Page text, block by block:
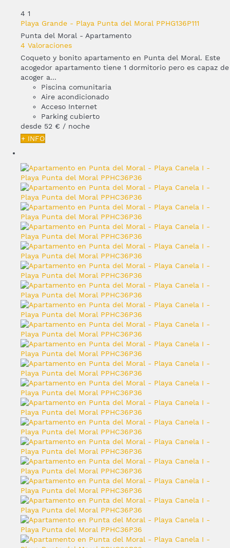
4 1
Playa Grande - Playa Punta del Moral PPHG136P111
Punta del Moral - Apartamento
4 Valoraciones
Coqueto y bonito apartamento en Punta del Moral. Este
acogedor apartamento tiene 1 dormitorio pero es capaz de
acoger a...
Piscina comunitaria
Aire acondicionado
Acceso Internet
Parking cubierto
desde 52 € / noche
+ INFO